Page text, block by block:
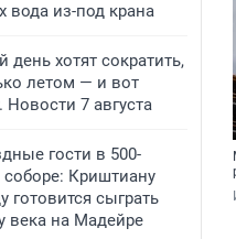
вода из-под крана
день хотят сократить,
летом — и вот
Новости 7 августа
гости в 500-
Криштиану
готовится сыграть
века на Мадейре